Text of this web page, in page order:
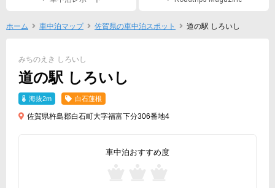
ホーム 車中泊マップ 佐賀県の車中泊スポット 道の駅 しろいし
みちのえき しろいし
道の駅 しろいし
海抜2m 白石蓮根
佐賀県杵島郡白石町大字福富下分306番地4
車中泊おすすめ度